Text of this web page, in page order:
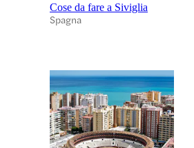
Cose da fare a Siviglia
Spagna